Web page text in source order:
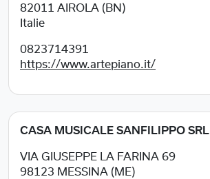
82011 AIROLA (BN)
Italie
0823714391
https://www.artepiano.it/
CASA MUSICALE SANFILIPPO SRL
VIA GIUSEPPE LA FARINA 69
98123 MESSINA (ME)